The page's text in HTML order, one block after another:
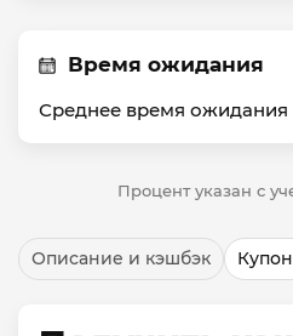
Время ожидания
Среднее время ожидания
Процент указан с
Описание и кэшбэк